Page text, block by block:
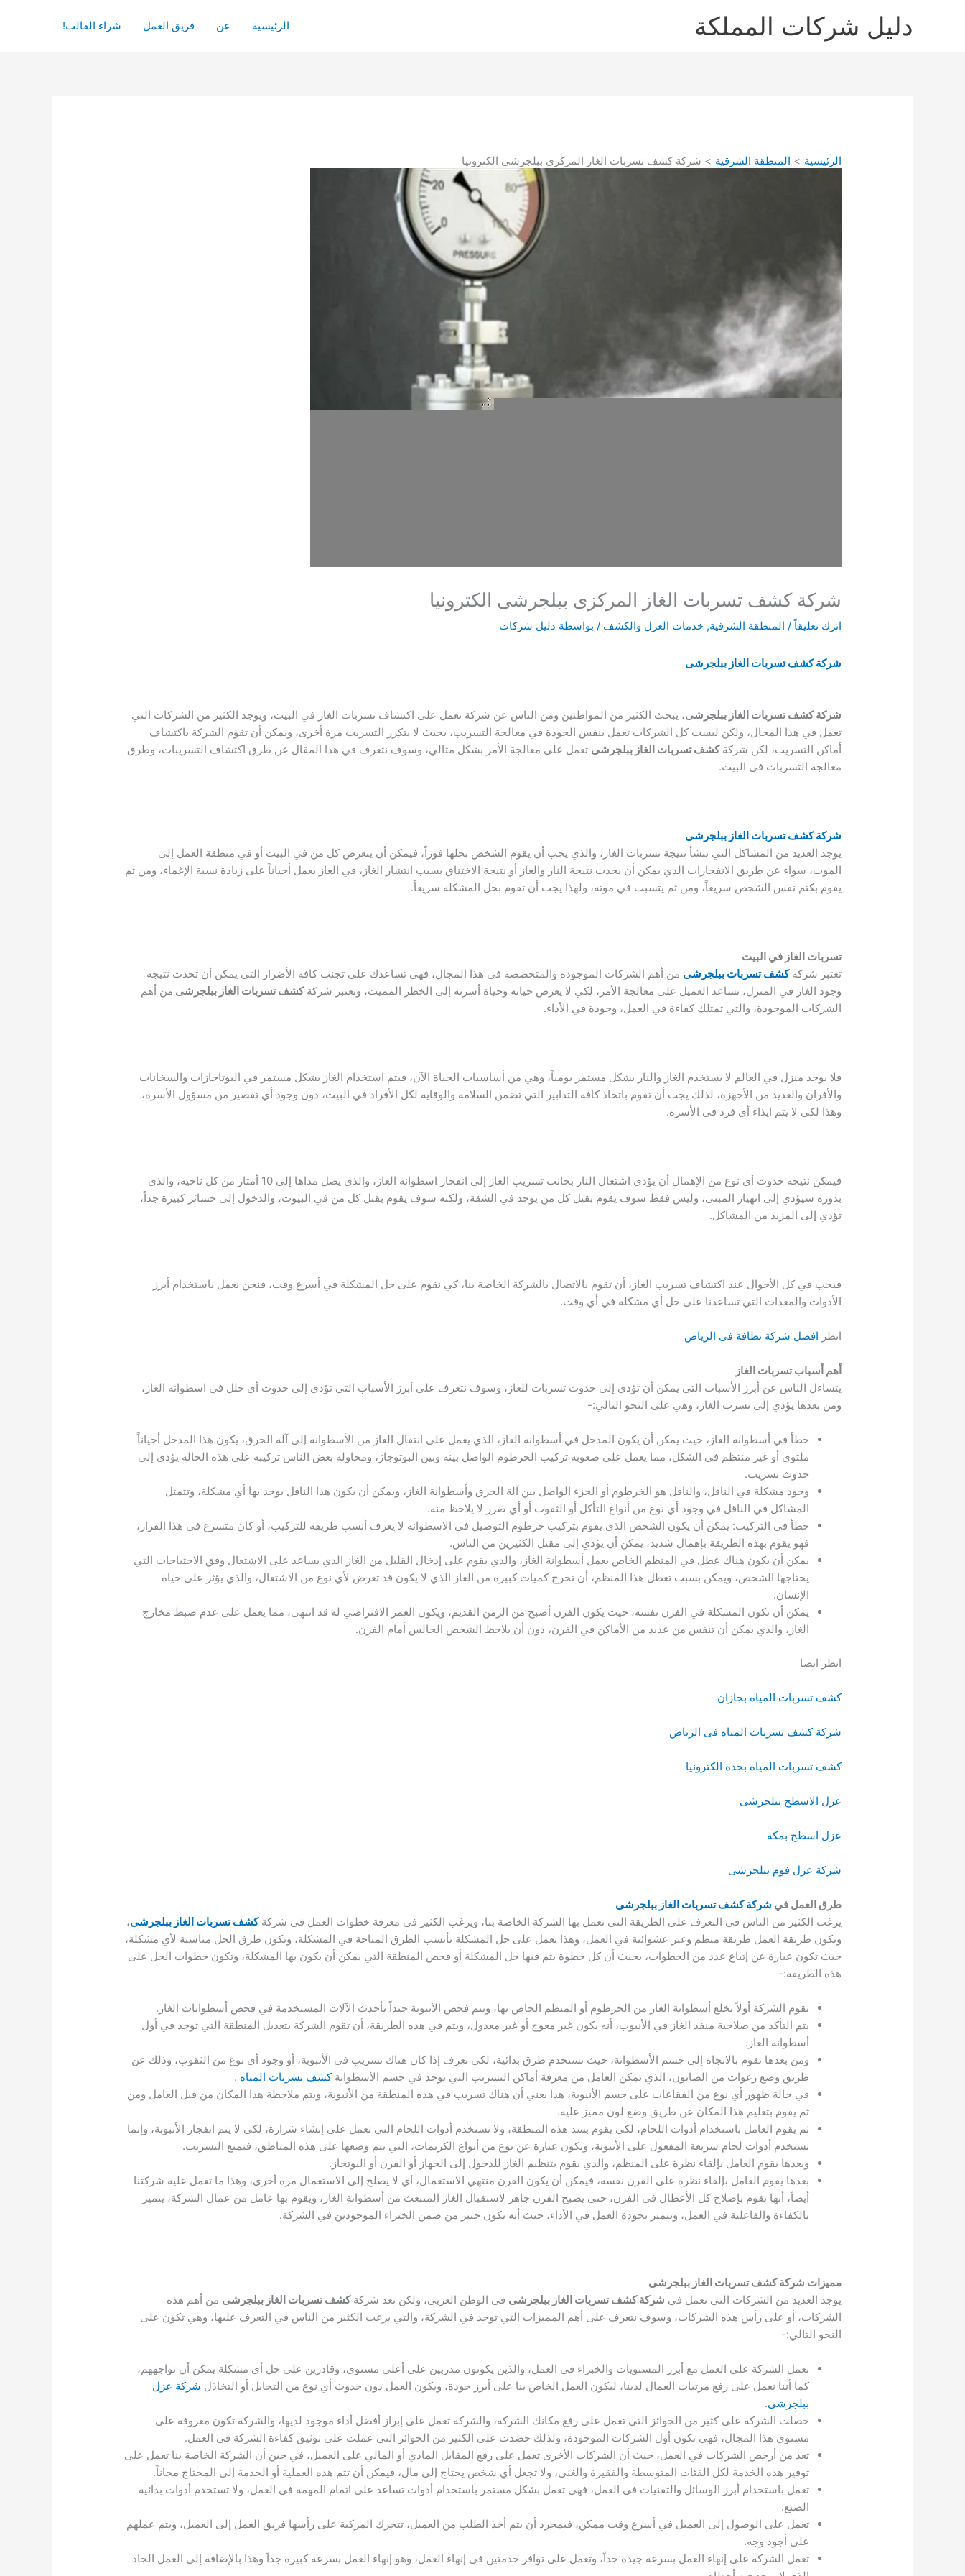
دليل شركات المملكة الرئيسية عن فريق العمل شراء القالب!
الرئيسية المنطقة الشرقية شركة كشف تسربات الغاز المركزى ببلجرشى الكترونيا
شركة كشف تسربات الغاز المركزى ببلجرشى الكترونيا
اترك تعليقاً / المنطقة الشرقية,خدمات العزل والكشف / بواسطة دليل شركات
شركة كشف تسربات الغاز ببلجرشى
شركة كشف تسربات الغاز ببلجرشى، يبحث الكثير من المواطنين ومن الناس عن شركة تعمل على اكتشاف تسربات الغاز في البيت، ويوجد الكثير من الشركات التي
تعمل في هذا المجال، ولكن ليست كل الشركات تعمل بنفس الجودة في معالجة التسريب، بحيث لا يتكرر التسريب مرة أخرى، ويمكن أن تقوم الشركة باكتشاف
أماكن التسريب، لكن شركةكشف تسربات الغاز ببلجرشى تعمل على معالجة الأمر بشكل مثالي، وسوف نتعرف في هذا المقال عن طرق اكتشاف التسريبات، وطرق
معالجة التسربات في البيت.
شركة كشف تسربات الغاز ببلجرشى
يوجد العديد من المشاكل التي تنشأ نتيجة تسربات الغاز، والذي يجب أن يقوم الشخص بحلها فوراً، فيمكن أن يتعرض كل من في البيت أو في منطقة العمل إلى
الموت، سواء عن طريق الانفجارات الذي يمكن أن يحدث نتيجة النار والغاز أو نتيجة الاختناق بسبب انتشار الغاز، في الغاز يعمل أحياناً على زيادة نسبة الإغماء، ومن ثم
يقوم بكتم نفس الشخص سريعاً، ومن ثم يتسبب في موته، ولهذا يجب أن تقوم بحل المشكلة سريعاً.
تسربات الغاز في البيت
تعتبر شركةكشف تسربات ببلجرشى من أهم الشركات الموجودة والمتخصصة في هذا المجال، فهي تساعدك على تجنب كافة الأضرار التي يمكن أن تحدث نتيجة
وجود الغاز في المنزل، تساعد العميل على معالجة الأمر، لكي لا يعرض حياته وحياة أسرته إلى الخطر المميت، وتعتبر شركةكشف تسربات الغاز ببلجرشى من أهم
الشركات الموجودة، والتي تمتلك كفاءة في العمل، وجودة في الأداء.
فلا يوجد منزل في العالم لا يستخدم الغاز والنار بشكل مستمر يومياً، وهي من أساسيات الحياة الآن، فيتم استخدام الغاز بشكل مستمر في البوتاجازات والسخانات
والأفران والعديد من الأجهزة، لذلك يجب أن تقوم باتخاذ كافة التدابير التي تضمن السلامة والوقاية لكل الأفراد في البيت، دون وجود أي تقصير من مسؤول الأسرة،
وهذا لكي لا يتم ايذاء أي فرد في الأسرة.
فيمكن نتيجة حدوث أي نوع من الإهمال أن يؤدي اشتعال النار بجانب تسريب الغاز إلى انفجار اسطوانة الغاز، والذي يصل مداها إلى 10 أمتار من كل ناحية، والذي
بدوره سيؤدي إلى انهيار المبنى، وليس فقط سوف يقوم بقتل كل من يوجد في الشقة، ولكنه سوف يقوم بقتل كل من في البيوت، والدخول إلى خسائر كبيرة جداً،
تؤدي إلى المزيد من المشاكل.
فيجب في كل الأحوال عند اكتشاف تسريب الغاز، أن تقوم بالاتصال بالشركة الخاصة بنا، كي نقوم على حل المشكلة في أسرع وقت، فنحن نعمل باستخدام أبرز
الأدوات والمعدات التي تساعدنا على حل أي مشكلة في أي وقت.
انظر افضل شركة نظافة فى الرياض
أهم أسباب تسربات الغاز
يتساءل الناس عن أبرز الأسباب التي يمكن أن تؤدي إلى حدوث تسربات للغاز، وسوف نتعرف على أبرز الأسباب التي تؤدي إلى حدوث أي خلل في اسطوانة الغاز،
ومن بعدها يؤدي إلى تسرب الغاز، وهي على النحو التالي:-
خطأ في أسطوانة الغاز، حيث يمكن أن يكون المدخل في أسطوانة الغاز، الذي يعمل على انتقال الغاز من الأسطوانة إلى آلة الحرق، يكون هذا المدخل أحياناً
ملتوي أو غير منتظم في الشكل، مما يعمل على صعوبة تركيب الخرطوم الواصل بينه وبين البوتوجاز، ومحاولة بعض الناس تركيبه على هذه الحالة يؤدي إلى
حدوث تسريب.
وجود مشكلة في الناقل، والناقل هو الخرطوم أو الجزء الواصل بين آلة الحرق وأسطوانة الغاز، ويمكن أن يكون هذا الناقل يوجد بها أي مشكلة، وتتمثل
المشاكل في الناقل في وجود أي نوع من أنواع التأكل أو الثقوب أو أي ضرر لا يلاحظ منه.
خطأ في التركيب: يمكن أن يكون الشخص الذي يقوم بتركيب خرطوم التوصيل في الاسطوانة لا يعرف أنسب طريقة للتركيب، أو كان متسرع في هذا القرار،
فهو يقوم بهذه الطريقة بإهمال شديد، يمكن أن يؤدي إلى مقتل الكثيرين من الناس.
يمكن أن يكون هناك عطل في المنظم الخاص بعمل أسطوانة الغاز، والذي يقوم على إدخال القليل من الغاز الذي يساعد على الاشتعال وفق الاحتياجات التي
يحتاجها الشخص، ويمكن بسبب تعطل هذا المنظم، أن تخرج كميات كبيرة من الغاز الذي لا يكون قد تعرض لأي نوع من الاشتعال، والذي يؤثر على حياة
الإنسان.
يمكن أن تكون المشكلة في الفرن نفسه، حيث يكون الفرن أصبح من الزمن القديم، ويكون العمر الافتراضي له قد انتهى، مما يعمل على عدم ضبط مخارج
الغاز، والذي يمكن أن تنفس من عديد من الأماكن في الفرن، دون أن يلاحظ الشخص الجالس أمام الفرن.
انظر ايضا
كشف تسربات المياه بجازان
شركة كشف تسربات المياه فى الرياض
كشف تسربات المياه بجدة الكترونيا
عزل الاسطح ببلجرشى
عزل اسطح بمكة
شركة عزل فوم ببلجرشى
طرق العمل في شركة كشف تسربات الغاز ببلجرشى
يرغب الكثير من الناس في التعرف على الطريقة التي تعمل بها الشركة الخاصة بنا، ويرغب الكثير في معرفة خطوات العمل في شركةكشف تسربات الغاز ببلجرشى،
وتكون طريقة العمل طريقة منظم وغير عشوائية في العمل، وهذا يعمل على حل المشكلة بأنسب الطرق المتاحة في المشكلة، وتكون طرق الحل مناسبة لأي مشكلة،
حيث تكون عبارة عن إتباع عدد من الخطوات، بحيث أن كل خطوة يتم فيها حل المشكلة أو فحص المنطقة التي يمكن أن يكون بها المشكلة، وتكون خطوات الحل على
هذه الطريقة:-
تقوم الشركة أولاً بخلع أسطوانة الغاز من الخرطوم أو المنظم الخاص بها، ويتم فحص الأنبوبة جيداً بأحدث الآلات المستخدمة في فحص أسطوانات الغاز.
يتم التأكد من صلاحية منفذ الغاز في الأنبوب، أنه يكون غير معوج أو غير معدول، ويتم في هذه الطريقة، أن تقوم الشركة بتعديل المنطقة التي توجد في أول
أسطوانة الغاز.
ومن بعدها نقوم بالاتجاه إلى جسم الأسطوانة، حيث تستخدم طرق بدائية، لكي نعرف إذا كان هناك تسريب في الأنبوبة، أو وجود أي نوع من الثقوب، وذلك عن
طريق وضع رغوات من الصابون، الذي تمكن العامل من معرفة أماكن التسريب التي توجد في جسم الأسطوانةكشف تسربات المياه .
في حالة ظهور أي نوع من الفقاعات على جسم الأنبوبة، هذا يعني أن هناك تسريب في هذه المنطقة من الأنبوبة، ويتم ملاحظة هذا المكان من قبل العامل ومن
ثم يقوم بتعليم هذا المكان عن طريق وضع لون مميز عليه.
ثم يقوم العامل باستخدام أدوات اللحام، لكي يقوم بسد هذه المنطقة، ولا تستخدم أدوات اللحام التي تعمل على إنشاء شرارة، لكي لا يتم انفجار الأنبوبة، وإنما
تستخدم أدوات لحام سريعة المفعول على الأنبوبة، وتكون عبارة عن نوع من أنواع الكريمات، التي يتم وضعها على هذه المناطق، فتمنع التسريب.
وبعدها يقوم العامل بإلقاء نظرة على المنظم، والذي يقوم بتنظيم الغاز للدخول إلى الجهاز أو الفرن أو البوتجاز.
بعدها يقوم العامل بإلقاء نظرة على الفرن نفسه، فيمكن أن يكون الفرن منتهي الاستعمال، أي لا يصلح إلى الاستعمال مرة أخرى، وهذا ما تعمل عليه شركتنا
أيضاً، أنها تقوم بإصلاح كل الأعطال في الفرن، حتى يصبح الفرن جاهز لاستقبال الغاز المنبعث من أسطوانة الغاز، ويقوم بها عامل من عمال الشركة، يتميز
بالكفاءة والفاعلية في العمل، ويتميز بجودة العمل في الأداء، حيث أنه يكون خبير من ضمن الخبراء الموجودين في الشركة.
مميزات شركة كشف تسربات الغاز ببلجرشى
يوجد العديد من الشركات التي تعمل في شركة كشف تسربات الغاز ببلجرشى في الوطن العربي، ولكن تعد شركةكشف تسربات الغاز ببلجرشى من أهم هذه
الشركات، أو على رأس هذه الشركات، وسوف نتعرف على أهم المميزات التي توجد في الشركة، والتي يرغب الكثير من الناس في التعرف عليها، وهي تكون على
النحو التالي:-
تعمل الشركة على العمل مع أبرز المستويات والخبراء في العمل، والذين يكونون مدربين على أعلى مستوى، وقادرين على حل أي مشكلة يمكن أن تواجههم،
كما أننا نعمل على رفع مرتبات العمال لدينا، ليكون العمل الخاص بنا على أبرز جودة، ويكون العمل دون حدوث أي نوع من التحايل أو التخاذل شركة عزل
ببلجرشى.
حصلت الشركة على كثير من الجوائز التي تعمل على رفع مكانك الشركة، والشركة تعمل على إبراز أفضل أداء موجود لديها، والشركة تكون معروفة على
مستوى هذا المجال، فهي تكون أول الشركات الموجودة، ولذلك حصدت على الكثير من الجوائز التي عملت على توثيق كفاءة الشركة في العمل.
تعد من أرخص الشركات في العمل، حيث أن الشركات الأخرى تعمل على رفع المقابل المادي أو المالي على العميل، في حين أن الشركة الخاصة بنا تعمل على
توفير هذه الخدمة لكل الفئات المتوسطة والفقيرة والغنى، ولا تجعل أي شخص يحتاج إلى مال، فيمكن أن تتم هذه العملية أو الخدمة إلى المحتاج مجاناً.
تعمل باستخدام أبرز الوسائل والتقنيات في العمل، فهي تعمل بشكل مستمر باستخدام أدوات تساعد على اتمام المهمة في العمل، ولا تستخدم أدوات بدائية
الصنع.
تعمل على الوصول إلى العميل في أسرع وقت ممكن، فبمجرد أن يتم أخذ الطلب من العميل، تتحرك المركبة على رأسها فريق العمل إلى العميل، ويتم عملهم
على أجود وجه.
تعمل الشركة على إنهاء العمل بسرعة جيدة جداً، وتعمل على توافر خدمتين في إنهاء العمل، وهو إنهاء العمل بسرعة كبيرة جداً وهذا بالإضافة إلى العمل الجاد